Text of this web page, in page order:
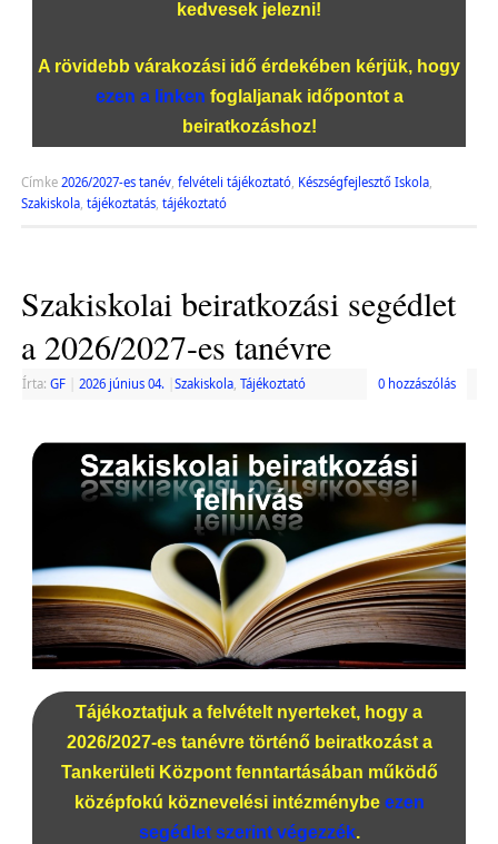
kedvesek jelezni!
A rövidebb várakozási idő érdekében kérjük, hogy
ezen a linken foglaljanak időpontot a
beiratkozáshoz!
Címke 2026/2027-es tanév, felvételi tájékoztató, Készségfejlesztő Iskola,
Szakiskola, tájékoztatás, tájékoztató
Szakiskolai beiratkozási segédlet
a 2026/2027-es tanévre
Írta: GF 2026 június 04. Szakiskola, Tájékoztató 0 hozzászólás
Tájékoztatjuk a felvételt nyerteket, hogy a
2026/2027-es tanévre történő beiratkozást a
Tankerületi Központ fenntartásában működő
középfokú köznevelési intézménybe ezen
segédlet szerint végezzék.